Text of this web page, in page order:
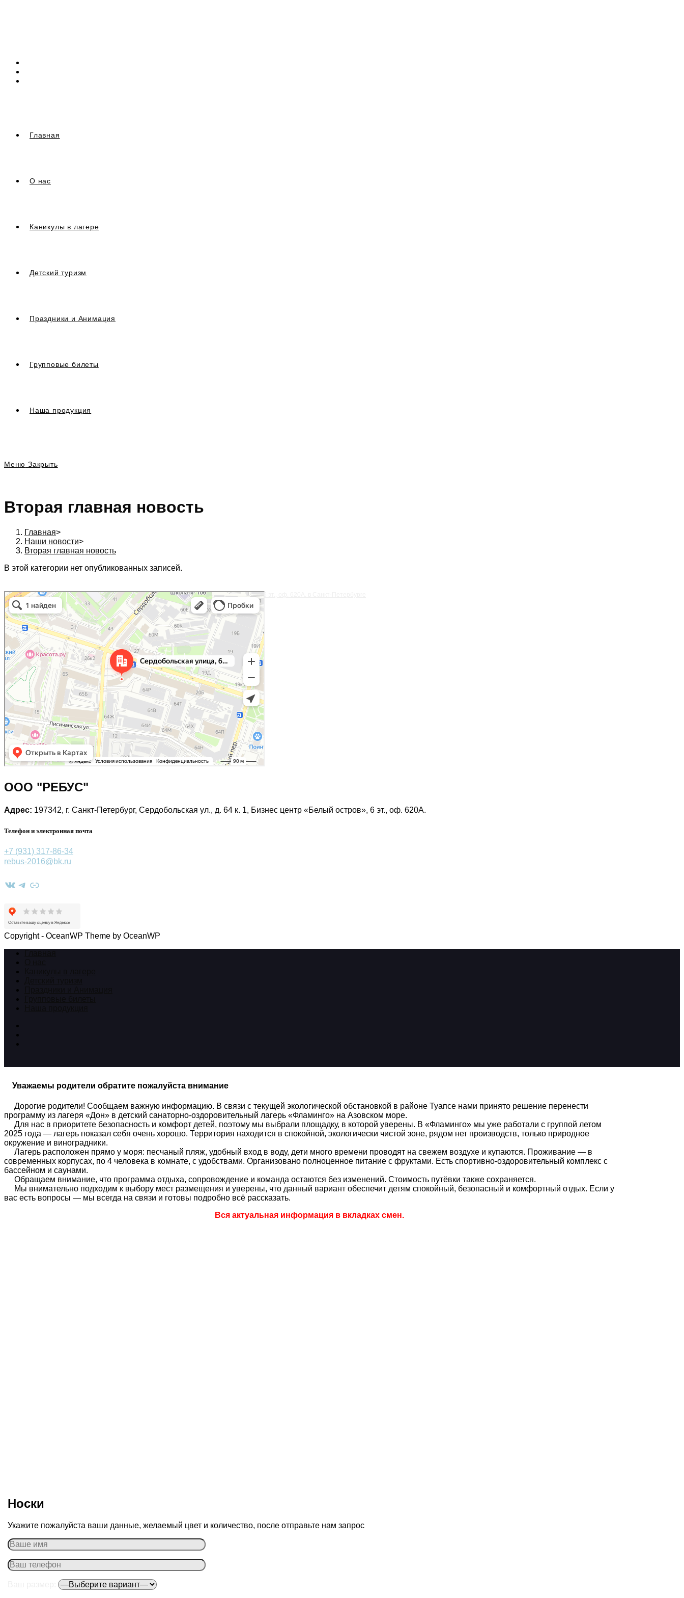
Главная
О нас
Каникулы в лагере
Детский туризм
Праздники и Анимация
Групповые билеты
Наша продукция
Меню Закрыть
Вторая главная новость
Главная>
Наши новости>
Вторая главная новость
В этой категории нет опубликованных записей.
197342, г. Санкт-Петербург, Сердобольская ул., д. 64 к. 1, Бизнес центр «Белый остров», 6 эт., оф. 620А. в Санкт‑Петербурге
Санкт‑Петербург
ООО "РЕБУС"
Адрес: 197342, г. Санкт-Петербург, Сердобольская ул., д. 64 к. 1, Бизнес центр «Белый остров», 6 эт., оф. 620А.
Телефон и электронная почта
+7 (931) 317-86-34
rebus-2016@bk.ru
ВКонтакте
Telegram
Ссылка
Copyright - OceanWP Theme by OceanWP
Уважаемы родители обратите пожалуйста внимание
Дорогие родители! Сообщаем важную информацию. В связи с текущей экологической обстановкой в районе Туапсе нами принято решение перенести
программу из лагеря «Дон» в детский санаторно-оздоровительный лагерь «Фламинго» на Азовском море.
Для нас в приоритете безопасность и комфорт детей, поэтому мы выбрали площадку, в которой уверены. В «Фламинго» мы уже работали с группой летом
2025 года — лагерь показал себя очень хорошо. Территория находится в спокойной, экологически чистой зоне, рядом нет производств, только природное
окружение и виноградники.
Лагерь расположен прямо у моря: песчаный пляж, удобный вход в воду, дети много времени проводят на свежем воздухе и купаются. Проживание — в
современных корпусах, по 4 человека в комнате, с удобствами. Организовано полноценное питание с фруктами. Есть спортивно-оздоровительный комплекс с
бассейном и саунами.
Обращаем внимание, что программа отдыха, сопровождение и команда остаются без изменений. Стоимость путёвки также сохраняется.
Мы внимательно подходим к выбору мест размещения и уверены, что данный вариант обеспечит детям спокойный, безопасный и комфортный отдых. Если у
вас есть вопросы — мы всегда на связи и готовы подробно всё рассказать.
Вся актуальная информация в вкладках смен.
Носки
Укажите пожалуйста ваши данные, желаемый цвет и количество, после отправьте нам запрос